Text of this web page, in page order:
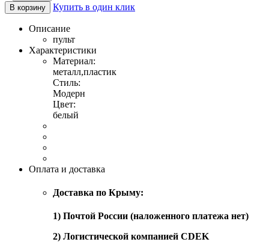
В корзину Купить в один клик
Описание
пульт
Характеристики
Материал:
металл,пластик
Стиль:
Модерн
Цвет:
белый
Оплата и доставка
Доставка по Крыму:
1) Почтой России (наложенного платежа нет)
2) Логистической компанией CDEK